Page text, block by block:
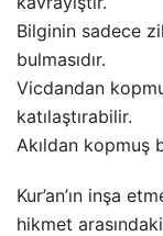
Bilginin sadece
bulmasıdır.
Vicdandan
katılaştırabilir.
Akıldan kopmuş
Kur’an’ın inşa
hikmet